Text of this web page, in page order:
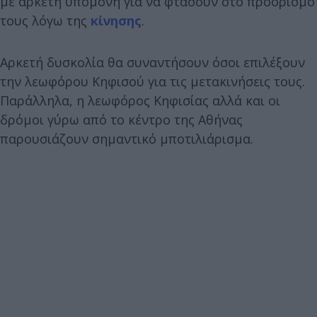
τους λόγω της κίνησης.
Αρκετή δυσκολία θα συναντήσουν όσοι επιλέξουν
την λεωφόρου Κηφισού για τις μετακινήσεις τους.
Παράλληλα, η λεωφόρος Κηφισίας αλλά και οι
δρόμοι γύρω από το κέντρο της Αθήνας
παρουσιάζουν σημαντικό μποτιλιάρισμα.